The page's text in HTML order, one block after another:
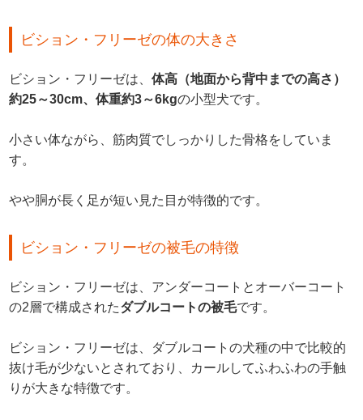
ビション・フリーゼの体の大きさ
ビション・フリーゼは、体高（地面から背中までの高さ）
約25～30cm、体重約3～6kgの小型犬です。
小さい体ながら、筋肉質でしっかりした骨格をしていま
す。
やや胴が長く足が短い見た目が特徴的です。
ビション・フリーゼの被毛の特徴
ビション・フリーゼは、アンダーコートとオーバーコート
の2層で構成されたダブルコートの被毛です。
ビション・フリーゼは、ダブルコートの犬種の中で比較的
抜け毛が少ないとされており、カールしてふわふわの手触
りが大きな特徴です。